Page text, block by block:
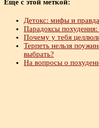
Еще с этой меткой:
Детокс: мифы и правда
Парадоксы
Почему у тебя
Терпеть нельзя
выбрать?
На вопросы о